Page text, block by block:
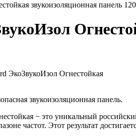
звукоизоляционная панель
ЭкоЗвукоИзол Огнестойкая
звукоизоляционная панель.
− это уникальный
частот. Этот результат